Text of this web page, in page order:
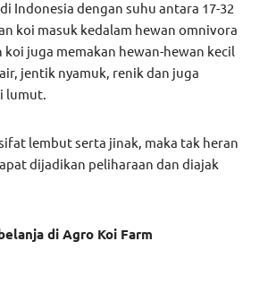
Indonesia dengan suhu antara 17-32
koi masuk kedalam hewan omnivora
koi juga memakan hewan-hewan kecil
jentik nyamuk, renik dan juga
lumut.
lembut serta jinak, maka tak heran
dijadikan peliharaan dan diajak
di Agro Koi Farm